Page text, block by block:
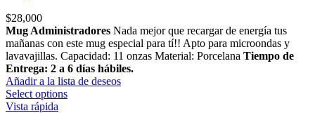
$28,000
Mug Administradores Nada mejor que recargar de energía tus
mañanas con este mug especial para tí!! Apto para microondas y
lavavajillas. Capacidad: 11 onzas Material: Porcelana Tiempo de
Entrega: 2 a 6 días hábiles.
Añadir a la lista de deseos
Select options
Vista rápida